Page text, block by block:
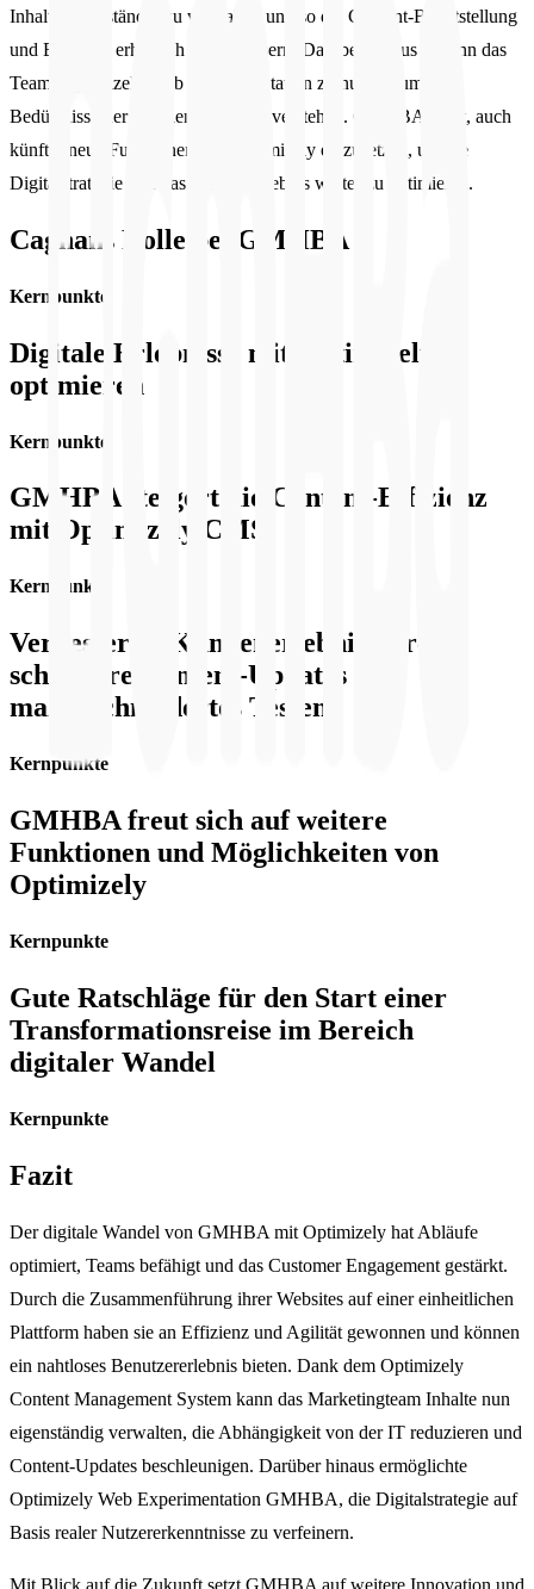
Inhalte eigenständig zu verwalten und so die Content-Bereitstellung
und Effizienz erheblich zu verbessern. Darüber hinaus begann das
Team, Optimizely Web Experimentation zu nutzen, um die
Bedürfnisse der Kunden besser zu verstehen. GMHBA plant, auch
künftig neue Funktionen von Optimizely einzusetzen, um die
Digitalstrategie und das Kundenerlebnis weiter zu optimieren.
Caghans Rolle bei GMHBA
Kernpunkte
Digitale Erlebnisse mit Optimizely
optimieren
Kernpunkte
GMHBA steigert die Content-Effizienz
mit Optimizely CMS
Kernpunkte
Verbessertes Kundenerlebnis durch
schnellere Content-Updates und
maßgeschneidertes Testen
Kernpunkte
GMHBA freut sich auf weitere
Funktionen und Möglichkeiten von
Optimizely
Kernpunkte
Gute Ratschläge für den Start einer
Transformationsreise im Bereich
digitaler Wandel
Kernpunkte
Fazit
Der digitale Wandel von GMHBA mit Optimizely hat Abläufe
optimiert, Teams befähigt und das Customer Engagement gestärkt.
Durch die Zusammenführung ihrer Websites auf einer einheitlichen
Plattform haben sie an Effizienz und Agilität gewonnen und können
ein nahtloses Benutzererlebnis bieten. Dank dem Optimizely
Content Management System kann das Marketingteam Inhalte nun
eigenständig verwalten, die Abhängigkeit von der IT reduzieren und
Content-Updates beschleunigen. Darüber hinaus ermöglichte
Optimizely Web Experimentation GMHBA, die Digitalstrategie auf
Basis realer Nutzererkenntnisse zu verfeinern.
Mit Blick auf die Zukunft setzt GMHBA auf weitere Innovation und